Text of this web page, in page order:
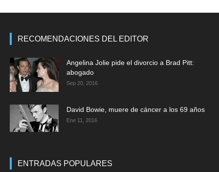
RECOMENDACIONES DEL EDITOR
Angelina Jolie pide el divorcio a Brad Pitt:
abogado
Sep 20, 2016
David Bowie, muere de cáncer a los 69 años
Ene 11, 2016
ENTRADAS POPULARES